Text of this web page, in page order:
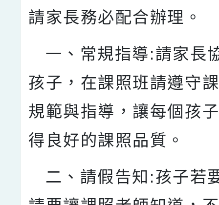
請家長務必配合辦理。
一、常規指導:請家長
孩子，在課照班請遵守
規範與指導，讓每個孩
得良好的課照品質。
二、請假告知:孩子若